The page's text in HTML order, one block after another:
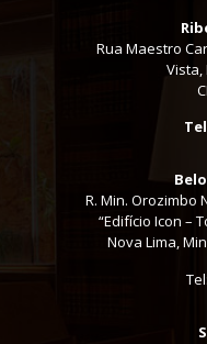
Rua Maestro
Vista,
R. Min. Orozimbo
“Edifício Icon –
Nova Lima,